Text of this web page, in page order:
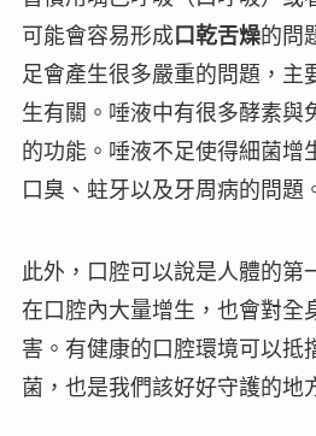
可能會容易形成 口乾舌燥的問
足會產生很多嚴重的問題，主
生有關。唾液中有很多酵素與
的功能。唾液不足使得細菌增
口臭、蛀牙以及牙周病的問題
此外，口腔可以說是人體的第
在口腔內大量增生，也會對全
害 。有健康的口腔環境可以抵
菌，也是我們該好好守護的地